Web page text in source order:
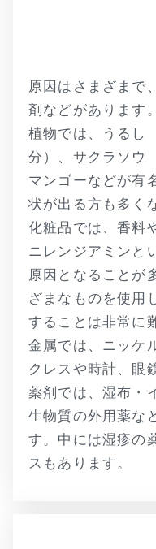
原因はさまざまで
剤などがあります。
植物では、うるし
分）、サクラソウ
マンゴーなどが有
状が出る方も多く
化粧品では、香料
ニレンジアミンと
原因となることが
ざまなものを使用
することは非常に
金属では、ニッケ
クレスや時計、眼
薬剤では、湿布・
生物質の外用薬な
す。中には湿疹の
スもあります。